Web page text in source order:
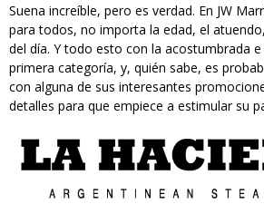
Suena increíble, pero es verdad. En JW
para todos, no importa la edad, el
del día. Y todo esto con la acostumbrada
primera categoría, y, quién sabe, es
con alguna de sus interesantes
detalles para que empiece a estimular su